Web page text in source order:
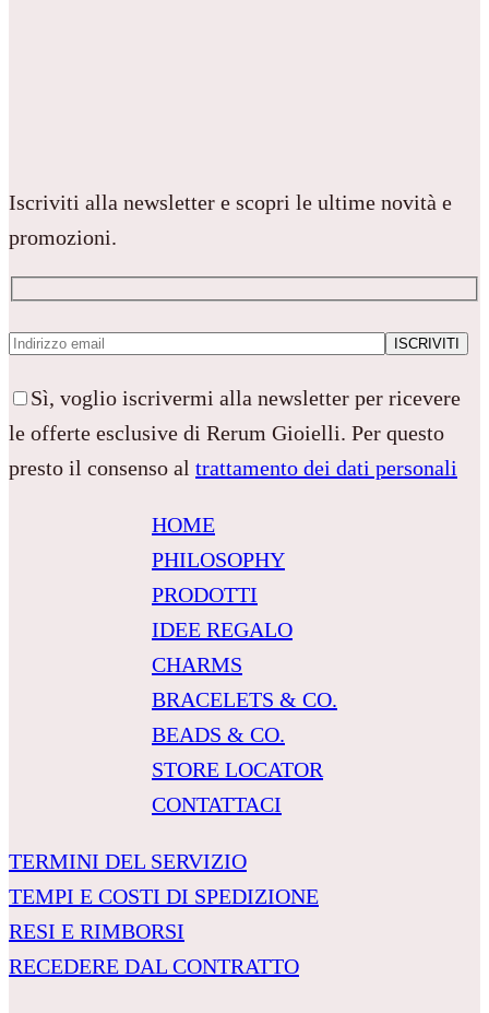
Iscriviti alla newsletter e scopri le ultime novità e
promozioni.
Sì, voglio iscrivermi alla newsletter per ricevere
le offerte esclusive di Rerum Gioielli. Per questo
presto il consenso al trattamento dei dati personali
HOME
PHILOSOPHY
PRODOTTI
IDEE REGALO
CHARMS
BRACELETS & CO.
BEADS & CO.
STORE LOCATOR
CONTATTACI
TERMINI DEL SERVIZIO
TEMPI E COSTI DI SPEDIZIONE
RESI E RIMBORSI
RECEDERE DAL CONTRATTO